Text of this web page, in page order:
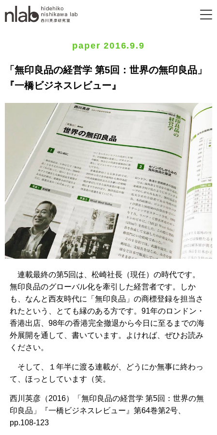
paper 2016.9.9
「無印良品の経営学 第5回：世界の無印良品」
『一橋ビジネスレビュー』
連載最終の第5回は、松崎社長（現任）の時代です。
無印良品のグローバル化を牽引した経営者です。しか
も、なんと西友時代に「無印良品」の商標登録を担当さ
れたという、とても縁のある方です。91年のロンドン・
香港出店、98年の香港完全撤退から今日に至るまでの海
外展開を通して、書いています。よければ、ぜひお読み
ください。
そして、１年半に渡る連載が、どうにか無事に終わっ
て、ほっとしています（笑。
西川英彦（2016）「無印良品の経営学 第5回：世界の無
印良品」『一橋ビジネスレビュー』第64巻第2号、
pp.108-123